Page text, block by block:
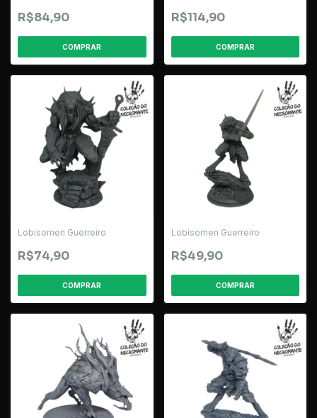
R$84,90 R$114,90
Lobisomen Guerreiro
R$74,90
Lobisomen Guerreiro
R$49,90